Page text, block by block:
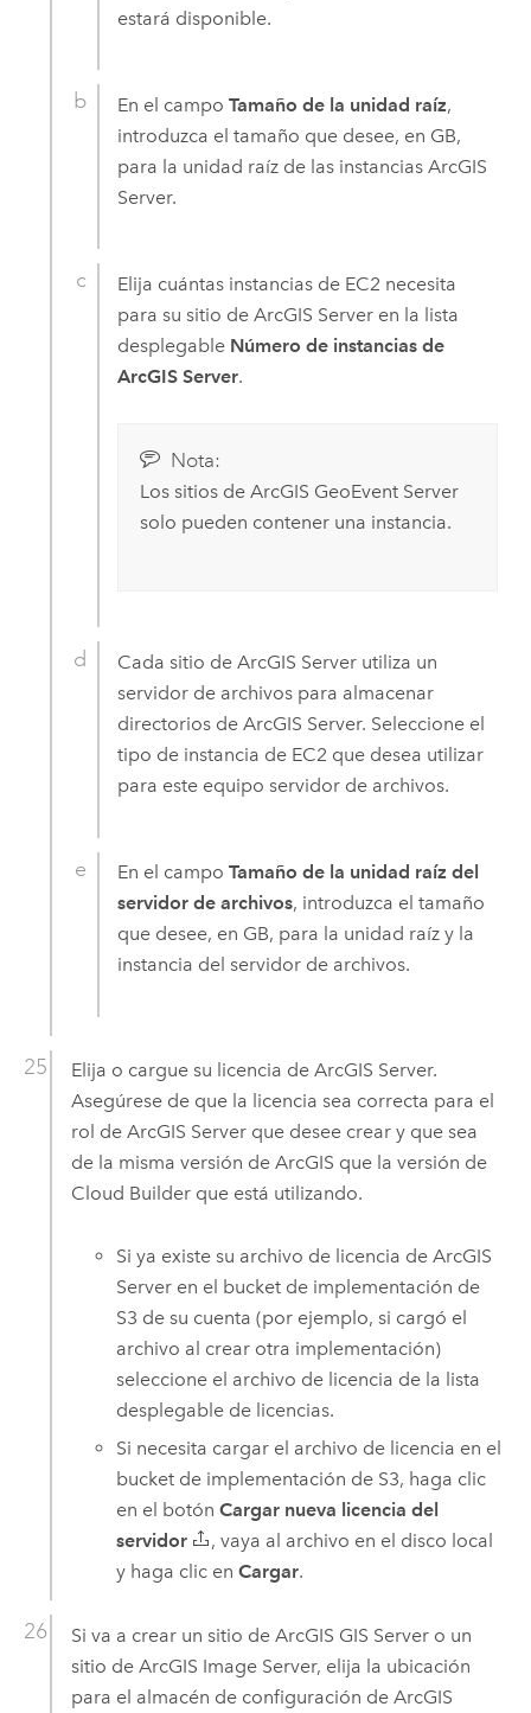
estará disponible.
En el campoTamaño de la unidad raíz,
introduzca el tamaño que desee, en GB,
para la unidad raíz de las instanciasArcGIS
Server.
Elija cuántas instancias de EC2 necesita
para su sitio deArcGIS Server en la lista
desplegable Número de instancias de
ArcGIS Server.
Nota:
Los sitios de ArcGIS GeoEvent Server
solo pueden contener una instancia.
Cada sitio deArcGIS Server utiliza un
servidor de archivos para almacenar
directorios deArcGIS Server. Seleccione el
tipo de instancia de EC2 que desea utilizar
para este equipo servidor de archivos.
En el campoTamaño de la unidad raíz del
servidor de archivos, introduzca el tamaño
que desee, en GB, para la unidad raíz y la
instancia del servidor de archivos.
Elija o cargue su licencia de ArcGIS Server.
Asegúrese de que la licencia sea correcta para el
rol de ArcGIS Serverque desee crear y que sea
de la misma versión de ArcGIS que la versión de
Cloud Builderque está utilizando.
Si ya existe su archivo de licencia deArcGIS
Server en el bucket de implementación de
S3 de su cuenta (por ejemplo, si cargó el
archivo al crear otra implementación)
seleccione el archivo de licencia de la lista
desplegable de licencias.
Si necesita cargar el archivo de licencia en el
bucket de implementación de S3, haga clic
en el botónCargar nueva licencia del
servidor
, vaya al archivo en el disco local
y haga clic enCargar.
Si va a crear un sitio de ArcGIS GIS Servero un
sitio de ArcGIS Image Server, elija la ubicación
para el almacén de configuración de ArcGIS